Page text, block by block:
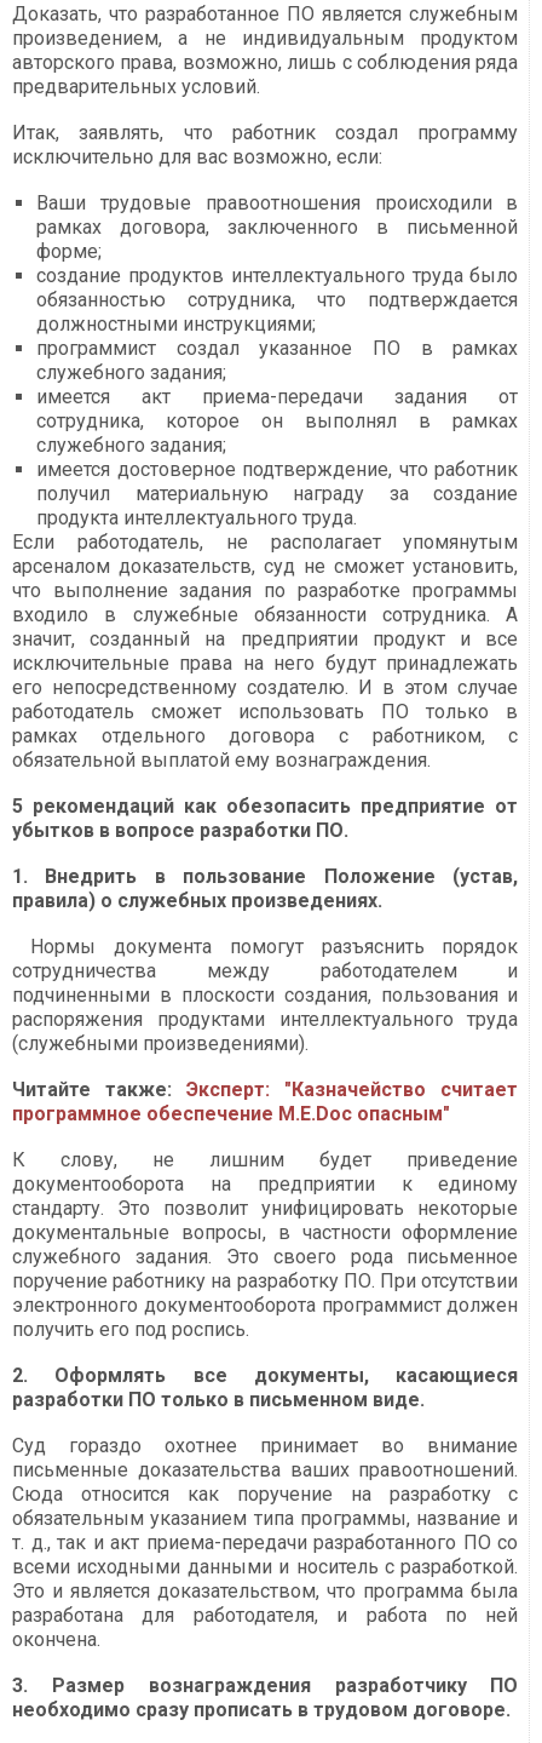
Доказать, что разработанное ПО является служебным
произведением, а не индивидуальным продуктом
авторского права, возможно, лишь с соблюдения ряда
предварительных условий.
Итак, заявлять, что работник создал программу
исключительно для вас возможно, если:
Ваши трудовые правоотношения происходили в
рамках договора, заключенного в письменной
форме;
создание продуктов интеллектуального труда было
обязанностью сотрудника, что подтверждается
должностными инструкциями;
программист создал указанное ПО в рамках
служебного задания;
имеется акт приема-передачи задания от
сотрудника, которое он выполнял в рамках
служебного задания;
имеется достоверное подтверждение, что работник
получил материальную награду за создание
продукта интеллектуального труда.
Если работодатель, не располагает упомянутым
арсеналом доказательств, суд не сможет установить,
что выполнение задания по разработке программы
входило в служебные обязанности сотрудника. А
значит, созданный на предприятии продукт и все
исключительные права на него будут принадлежать
его непосредственному создателю. И в этом случае
работодатель сможет использовать ПО только в
рамках отдельного договора с работником, с
обязательной выплатой ему вознаграждения.
5 рекомендаций как обезопасить предприятие от
убытков в вопросе разработки ПО.
1. Внедрить в пользование Положение (устав,
правила) о служебных произведениях.
Нормы документа помогут разъяснить порядок
сотрудничества между работодателем и
подчиненными в плоскости создания, пользования и
распоряжения продуктами интеллектуального труда
(служебными произведениями).
Читайте также:Эксперт: "Казначейство считает
программное обеспечение M.E.Doc опасным"
К слову, не лишним будет приведение
документооборота на предприятии к единому
стандарту. Это позволит унифицировать некоторые
документальные вопросы, в частности оформление
служебного задания. Это своего рода письменное
поручение работнику на разработку ПО. При отсутствии
электронного документооборота программист должен
получить его под роспись.
2. Оформлять все документы, касающиеся
разработки ПО только в письменном виде.
Суд гораздо охотнее принимает во внимание
письменные доказательства ваших правоотношений.
Сюда относится как поручение на разработку с
обязательным указанием типа программы, название и
т. д., так и акт приема-передачи разработанного ПО со
всеми исходными данными и носитель с разработкой.
Это и является доказательством, что программа была
разработана для работодателя, и работа по ней
окончена.
3. Размер вознаграждения разработчику ПО
необходимо сразу прописать в трудовом договоре.